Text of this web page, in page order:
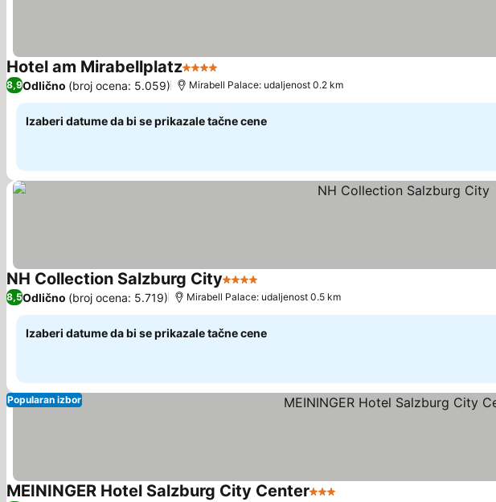
Hotel am Mirabellplatz4 Zvezdice
8,9Odlično (broj ocena: 5.059) Mirabell Palace: udaljenost 0.2 km
Izaberi datume da bi se prikazale tačne cene
NH Collection Salzburg City4 Zvezdice
8,5Odlično (broj ocena: 5.719) Mirabell Palace: udaljenost 0.5 km
Izaberi datume da bi se prikazale tačne cene
Popularan izbor
MEININGER Hotel Salzburg City Center